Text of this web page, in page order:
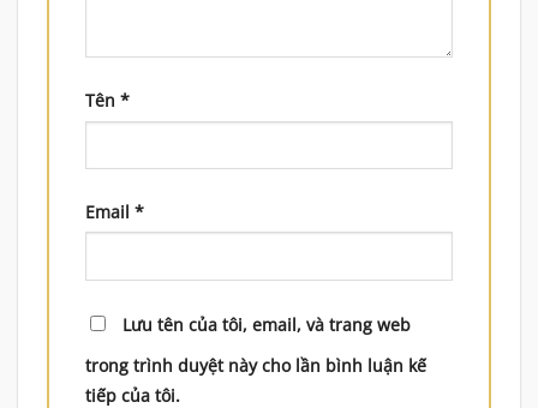
Tên *
Email *
Lưu tên của tôi, email, và trang web
trong trình duyệt này cho lần bình luận kế
tiếp của tôi.